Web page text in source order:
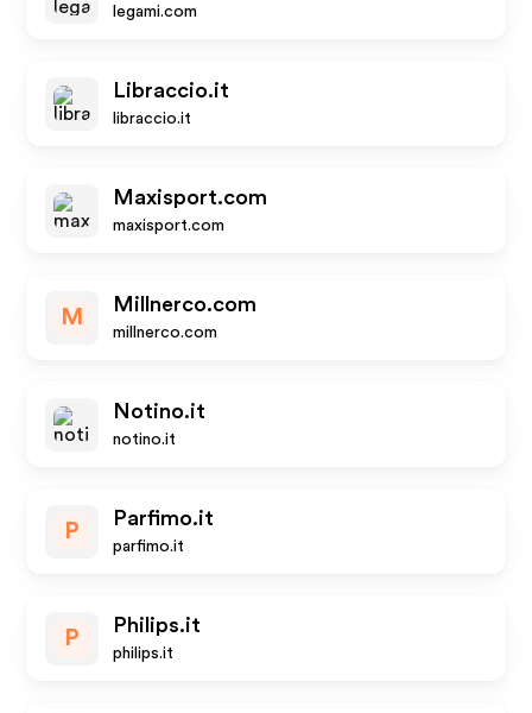
legami.com
Libraccio.it
libraccio.it
Maxisport.com
maxisport.com
M
Millnerco.com
millnerco.com
Notino.it
notino.it
P
Parfimo.it
parfimo.it
P
Philips.it
philips.it